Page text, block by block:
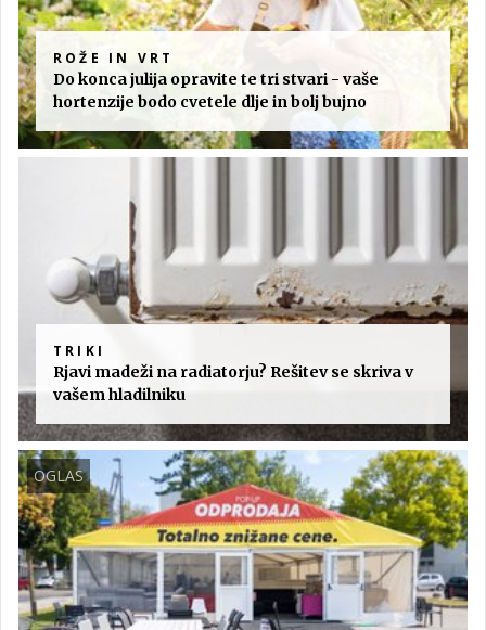
ROŽE IN VRT
Do konca julija opravite te tri stvari - vaše
hortenzije bodo cvetele dlje in bolj bujno
TRIKI
Rjavi madeži na radiatorju? Rešitev se skriva v
vašem hladilniku
OGLAS